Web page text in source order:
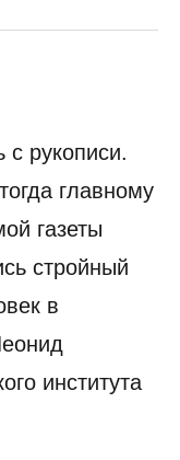
рукописи.
главному
газеты
стройный
в
института